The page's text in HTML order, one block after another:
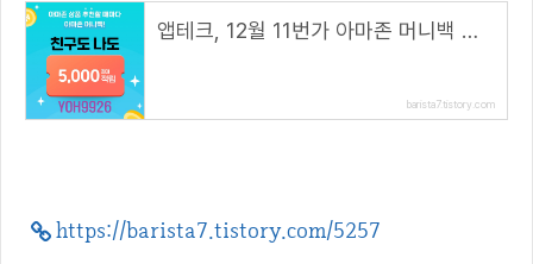
앱테크, 12월 11번가 아마존 머니백 이벤트( 추천코드 : YOH9926 )
barista7.tistory.com
https://barista7.tistory.com/5257